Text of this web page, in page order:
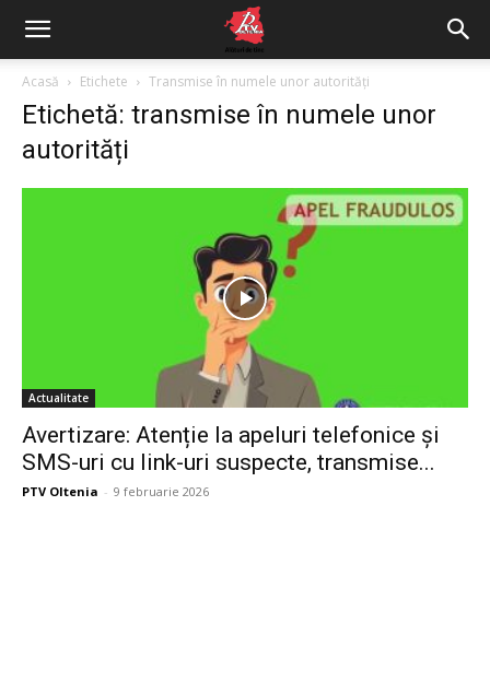
Acasă Etichete Transmise în numele unor autorități
Etichetă: transmise în numele unor
autorități
Actualitate
Avertizare: Atenție la apeluri telefonice și
SMS-uri cu link-uri suspecte, transmise...
PTV Oltenia - 9 februarie 2026